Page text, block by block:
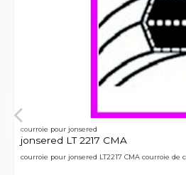
courroie pour jonsered
jonsered LT 2217 CMA
courroie pour jonsered LT2217 CMA courroie de